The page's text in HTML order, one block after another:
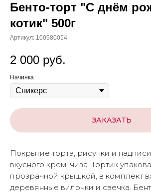
Бенто-торт "С днём
котик" 500г
Артикул: 100980054
2 000 руб.
Начинка
ЗАКАЗАТЬ
Покрытие торта, рисунки и
вкусного крем-чиза. Тортик
прозрачной крышкой, в комплект
деревянные вилочки и свечка.